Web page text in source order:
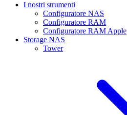
I nostri strumenti
Configuratore NAS
Configuratore RAM
Configuratore RAM Apple
Storage NAS
Tower